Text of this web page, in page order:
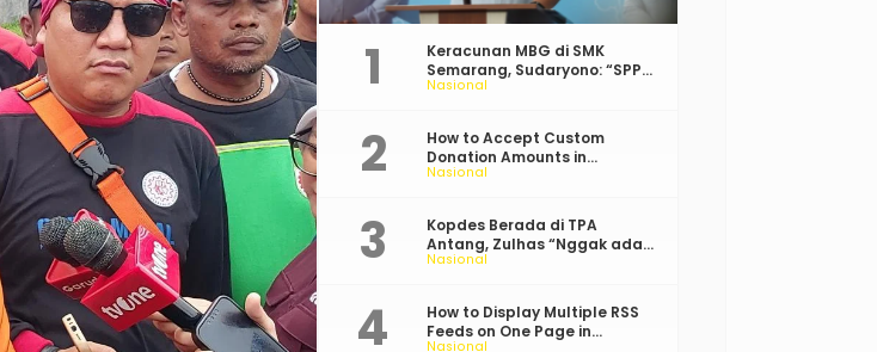
Nasional
Keracunan MBG di SMK
Semarang, Sudaryono: “SPPG
Harus Bertanggung Jawab!”
Nasional
How to Accept Custom
Donation Amounts in
WordPress with Stripe
Nasional
Kopdes Berada di TPA
Antang, Zulhas “Nggak ada
Lahan!”
Nasional
How to Display Multiple RSS
Feeds on One Page in